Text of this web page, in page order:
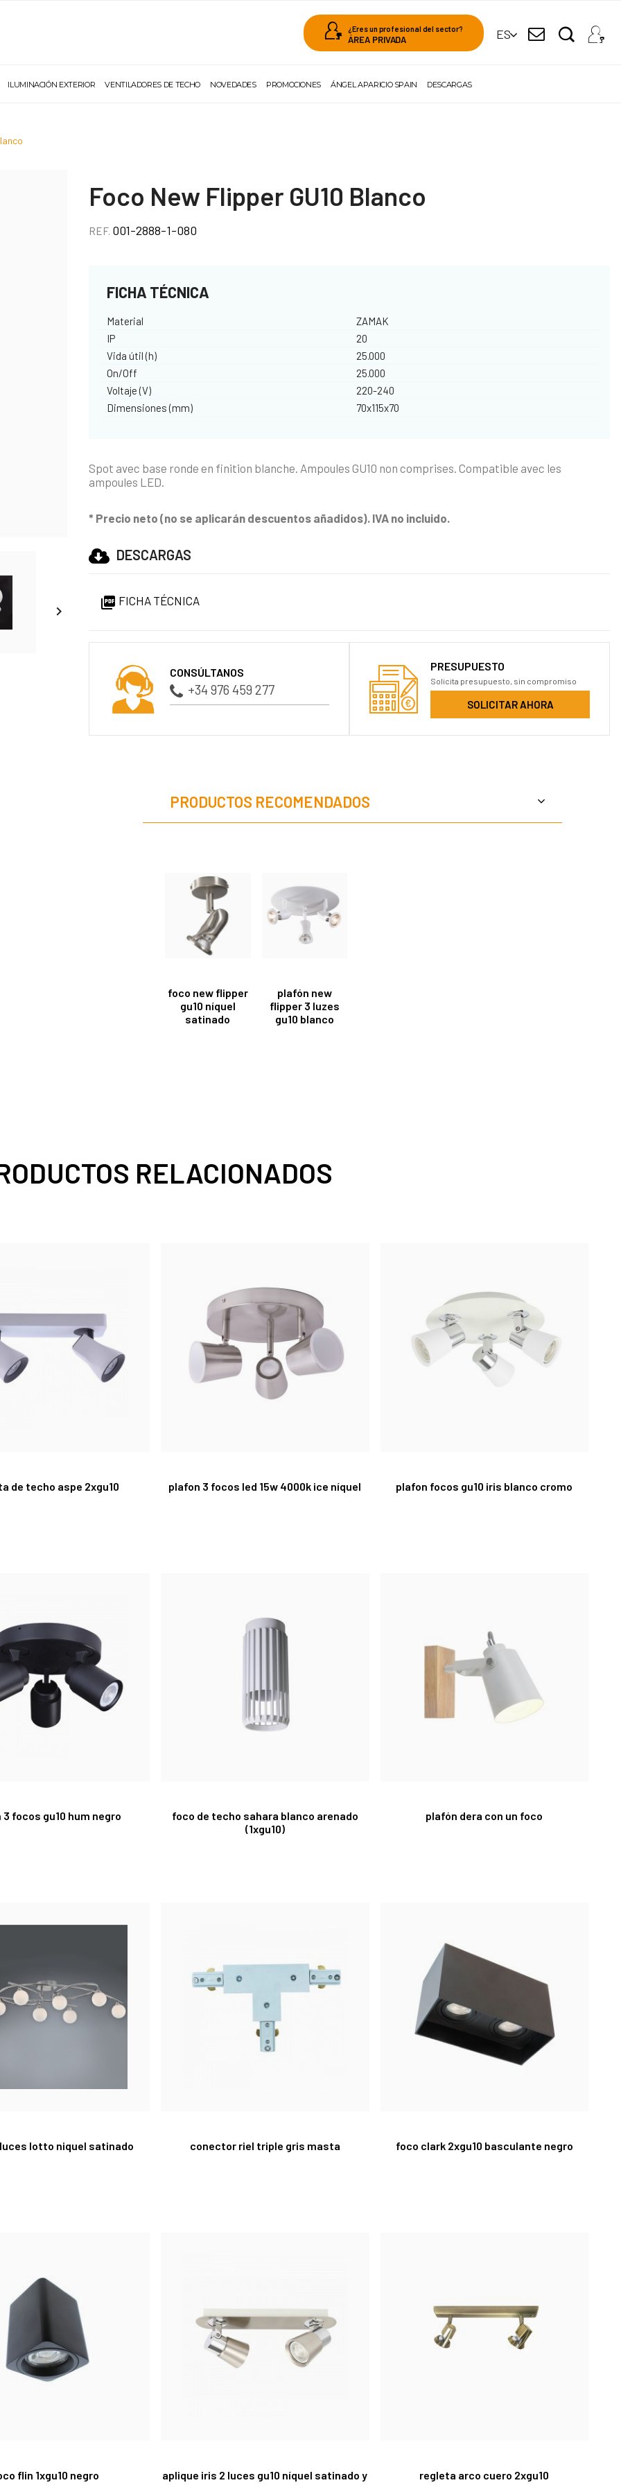
¿Eres un profesional del sector?
ÁREA PRIVADA ES
ILUMINACIÓN EXTERIOR VENTILADORES DE TECHO NOVEDADES PROMOCIONES ÁNGEL APARICIO SPAIN DESCARGAS

Foco New Flipper GU10 Blanco
REF. 001-2888-1-080
FICHA TÉCNICA
Material
ZAMAK
IP
20
Vida útil (h)
25.000
On/Off
25.000
Voltaje (V)
220-240
Dimensiones (mm)
70x115x70
Spot avec base ronde en finition blanche. Ampoules GU10 non comprises. Compatible avec les
ampoules LED.
* Precio neto (no se aplicarán descuentos añadidos). IVA no incluido.
DESCARGAS
 FICHA TÉCNICA
CONSÚLTANOS
+34 976 459 277
PRESUPUESTO
Solicita presupuesto, sin compromiso
SOLICITAR AHORA
PRODUCTOS RECOMENDADOS
foco new flipper
gu10 níquel
satinado
plafón new
flipper 3 luzes
gu10 blanco
RELACIONADOS
de techo aspe 2xgu10 plafon 3 focos led 15w 4000k ice níquel plafon focos gu10 iris blanco cromo
focos gu10 hum negro
foco de techo sahara blanco arenado
(1xgu10)
plafón dera con un foco
lotto niquel satinado conector riel triple gris masta foco clark 2xgu10 basculante negro
flin 1xgu10 negro
aplique iris 2 luces gu10 níquel satinado y
regleta arco cuero 2xgu10